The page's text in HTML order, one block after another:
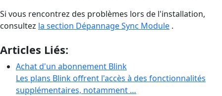
Si vous rencontrez des problèmes lors de l'installation,
consultez la section Dépannage Sync Module .
Articles Liés:
Achat d'un abonnement Blink
Les plans Blink offrent l'accès à des fonctionnalités
supplémentaires, notamment …